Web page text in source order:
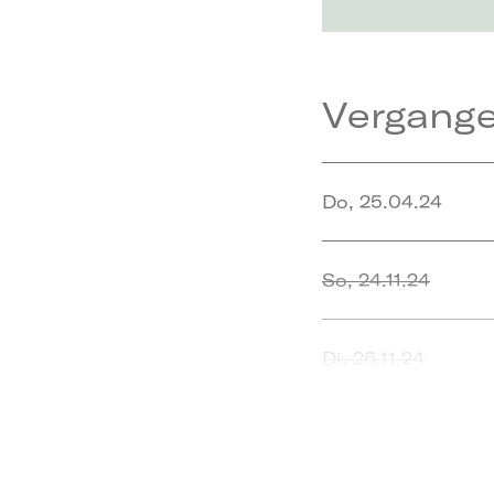
Do, 25.04.24
So, 24.11.24
Di, 26.11.24